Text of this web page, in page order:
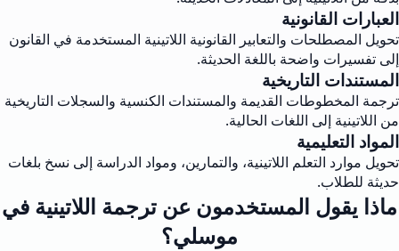
العبارات القانونية
تحويل المصطلحات والتعابير القانونية اللاتينية المستخدمة في القانون
إلى تفسيرات واضحة باللغة الحديثة.
المستندات التاريخية
ترجمة المخطوطات القديمة والمستندات الكنسية والسجلات التاريخية
من اللاتينية إلى اللغات الحالية.
المواد التعليمية
تحويل موارد التعلم اللاتينية، والتمارين، ومواد الدراسة إلى نسخ بلغات
حديثة للطلاب.
ماذا يقول المستخدمون عن ترجمة اللاتينية في
موسلي؟